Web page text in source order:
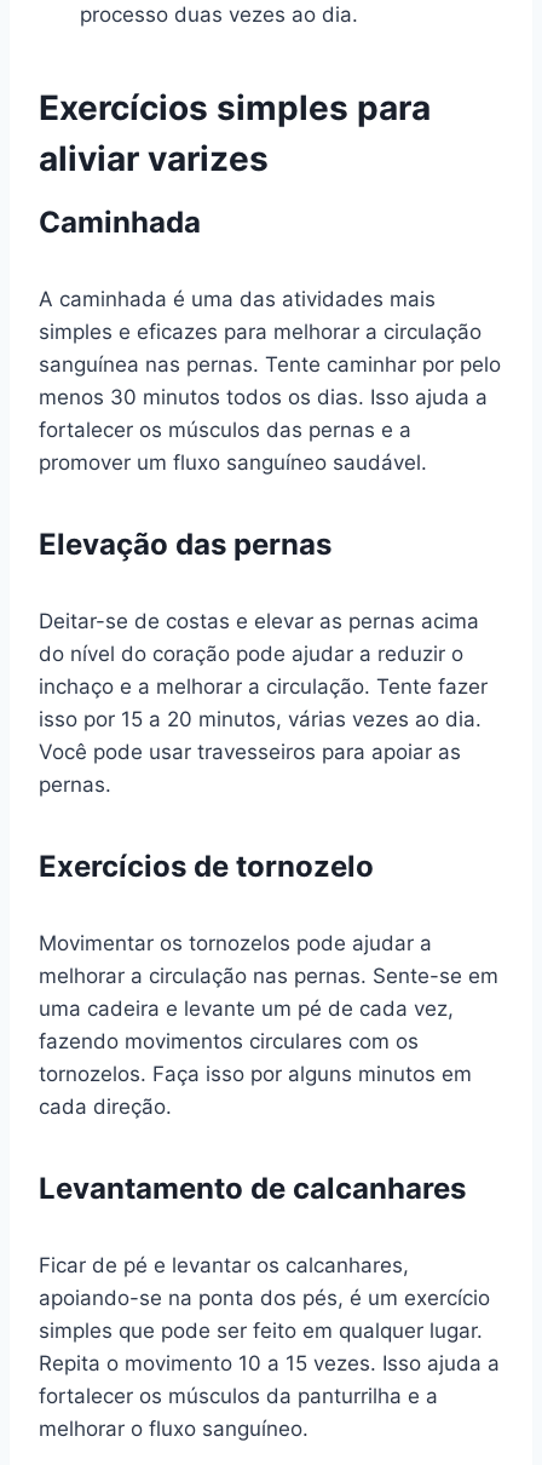
processo duas vezes ao dia.
Exercícios simples para
aliviar varizes
Caminhada
A caminhada é uma das atividades mais
simples e eficazes para melhorar a circulação
sanguínea nas pernas. Tente caminhar por pelo
menos 30 minutos todos os dias. Isso ajuda a
fortalecer os músculos das pernas e a
promover um fluxo sanguíneo saudável.
Elevação das pernas
Deitar-se de costas e elevar as pernas acima
do nível do coração pode ajudar a reduzir o
inchaço e a melhorar a circulação. Tente fazer
isso por 15 a 20 minutos, várias vezes ao dia.
Você pode usar travesseiros para apoiar as
pernas.
Exercícios de tornozelo
Movimentar os tornozelos pode ajudar a
melhorar a circulação nas pernas. Sente-se em
uma cadeira e levante um pé de cada vez,
fazendo movimentos circulares com os
tornozelos. Faça isso por alguns minutos em
cada direção.
Levantamento de calcanhares
Ficar de pé e levantar os calcanhares,
apoiando-se na ponta dos pés, é um exercício
simples que pode ser feito em qualquer lugar.
Repita o movimento 10 a 15 vezes. Isso ajuda a
fortalecer os músculos da panturrilha e a
melhorar o fluxo sanguíneo.